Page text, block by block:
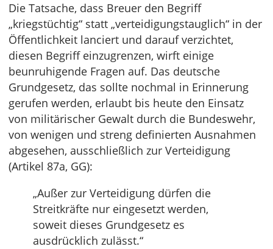
Die Tatsache, dass Breuer den Begriff
„kriegstüchtig“ statt „verteidigungstauglich“ in der
Öffentlichkeit lanciert und darauf verzichtet,
diesen Begriff einzugrenzen, wirft einige
beunruhigende Fragen auf. Das deutsche
Grundgesetz, das sollte nochmal in Erinnerung
gerufen werden, erlaubt bis heute den Einsatz
von militärischer Gewalt durch die Bundeswehr,
von wenigen und streng definierten Ausnahmen
abgesehen, ausschließlich zur Verteidigung
(Artikel 87a, GG):
„Außer zur Verteidigung dürfen die
Streitkräfte nur eingesetzt werden,
soweit dieses Grundgesetz es
ausdrücklich zulässt.“